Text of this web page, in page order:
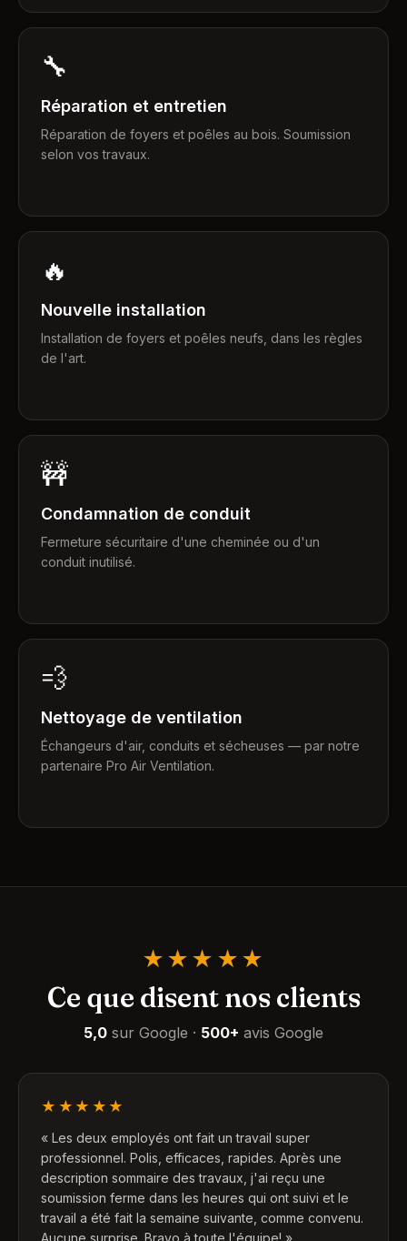
🔧
Réparation et entretien
Réparation de foyers et poêles au bois. Soumission
selon vos travaux.
🔥
Nouvelle installation
Installation de foyers et poêles neufs, dans les règles
de l'art.
🚧
Condamnation de conduit
Fermeture sécuritaire d'une cheminée ou d'un
conduit inutilisé.
💨
Nettoyage de ventilation
Échangeurs d'air, conduits et sécheuses — par notre
partenaire Pro Air Ventilation.
★★★★★
Ce que disent nos clients
5,0 sur Google · 500+ avis Google
★★★★★
« Les deux employés ont fait un travail super
professionnel. Polis, efficaces, rapides. Après une
description sommaire des travaux, j'ai reçu une
soumission ferme dans les heures qui ont suivi et le
travail a été fait la semaine suivante, comme convenu.
Aucune surprise. Bravo à toute l'équipe! »